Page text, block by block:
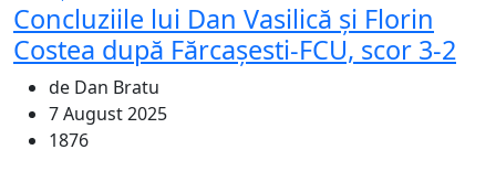
Concluziile lui Dan Vasilică și Florin
Costea după Fărcașesti-FCU, scor 3-2
de Dan Bratu
7 August 2025
1876